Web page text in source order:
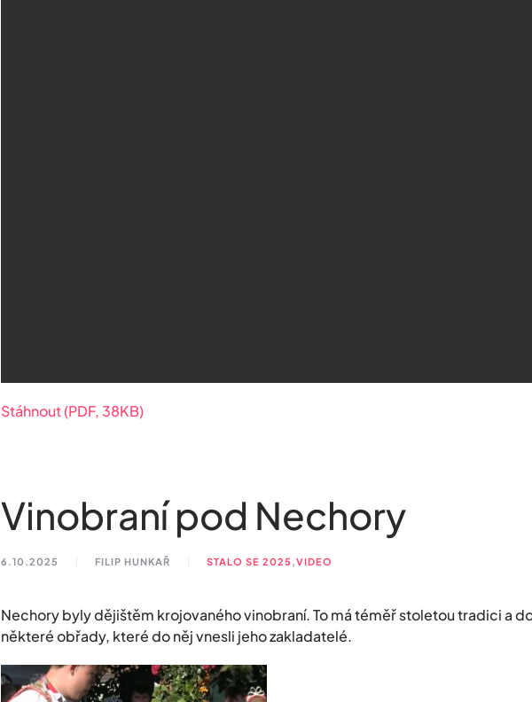
Stáhnout (PDF, 38KB)
Vinobraní pod Nechory
6.10.2025 FILIP HUNKAŘ STALO SE 2025,VIDEO
Nechory byly dějištěm krojovaného vinobraní. To má téměř stoletou tradici a
některé obřady, které do něj vnesli jeho zakladatelé.